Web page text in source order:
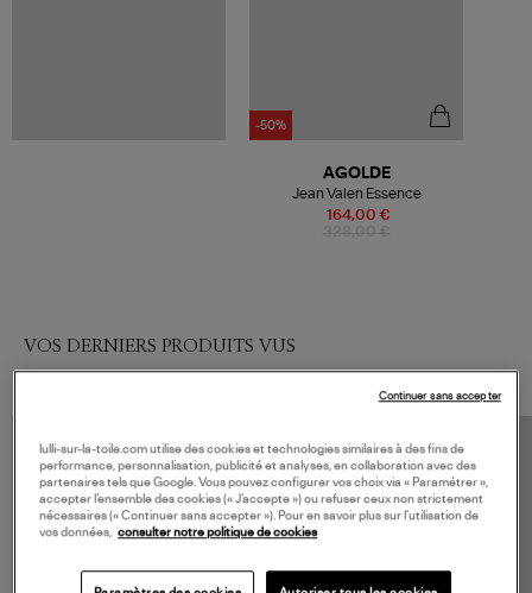
-50%
164,00 €
AGOLDE
Jean Valen Essence
VOS DERNIERS PRODUITS VUS
lulli-sur-la-toile.com utilise des cookies et technologies similaires à des fins de
performance, personnalisation, publicité et analyses, en collaboration avec des
partenaires tels que Google. Vous pouvez configurer vos choix via « Paramétrer »,
accepter l’ensemble des cookies (« J’accepte ») ou refuser ceux non strictement
nécessaires (« Continuer sans accepter »). Pour en savoir plus sur l’utilisation de
vos données, consulter notre politique de cookies
Continuer sans accepter